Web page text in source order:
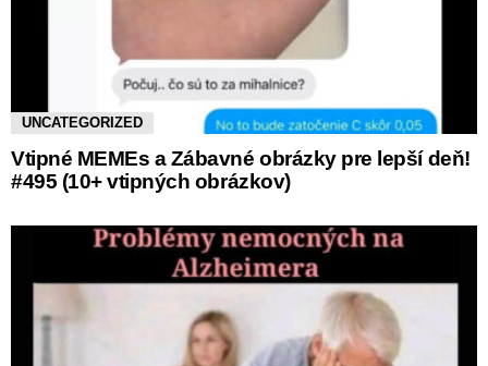
UNCATEGORIZED
Vtipné MEMEs a Zábavné obrázky pre lepší deň!
#495 (10+ vtipných obrázkov)